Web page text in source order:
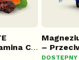
C)
–
100 cps.
DOSTĘPNY